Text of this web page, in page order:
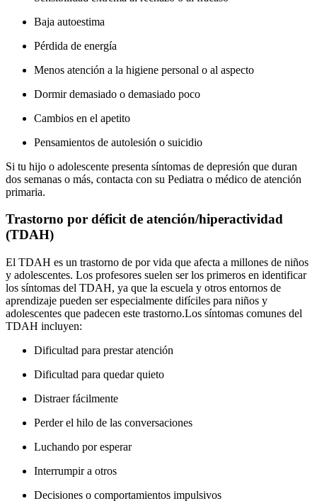
Baja autoestima
Pérdida de energía
Menos atención a la higiene personal o al aspecto
Dormir demasiado o demasiado poco
Cambios en el apetito
Pensamientos de autolesión o suicidio
Si tu hijo o adolescente presenta síntomas de depresión que duran
dos semanas o más, contacta con su Pediatra o médico de atención
primaria.
Trastorno por déficit de atención/hiperactividad
(TDAH)
El TDAH es un trastorno de por vida que afecta a millones de niños
y adolescentes. Los profesores suelen ser los primeros en identificar
los síntomas del TDAH, ya que la escuela y otros entornos de
aprendizaje pueden ser especialmente difíciles para niños y
adolescentes que padecen este trastorno.Los síntomas comunes del
TDAH incluyen:
Dificultad para prestar atención
Dificultad para quedar quieto
Distraer fácilmente
Perder el hilo de las conversaciones
Luchando por esperar
Interrumpir a otros
Decisiones o comportamientos impulsivos